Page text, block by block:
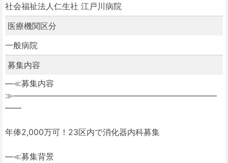
社会福祉法人仁生社 江戸川病院
医療機関区分
一般病院
募集内容
―≪募集内容
≫―――――――――――――――――――――――――
――
年俸2,000万可！23区内で消化器内科募集
―≪募集背景